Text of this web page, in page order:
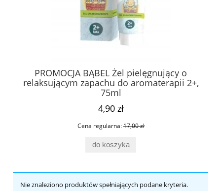
PROMOCJA BĄBEL Żel pielęgnujący o
relaksującym zapachu do aromaterapii 2+,
75ml
4,90 zł
Cena regularna:17,00 zł
do koszyka
Nie znaleziono produktów spełniających podane kryteria.